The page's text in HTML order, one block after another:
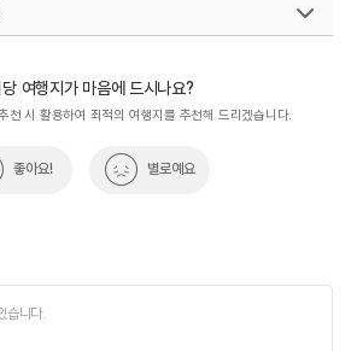
여행지가 마음에 드시나요?
천 시 활용하여 최적의 여행지를 추천해 드리겠습니다.
좋아요! 별로예요